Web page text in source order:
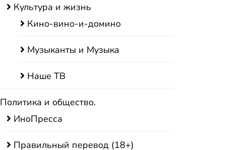
Культура и жизнь
Кино-вино-и-домино
Музыканты и Музыка
Наше ТВ
Политика и общество.
ИноПресса
Правильный перевод (18+)